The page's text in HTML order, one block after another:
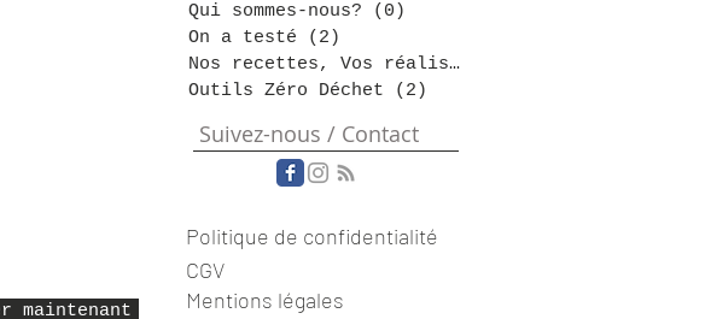
Qui sommes-nous?
(0)
On a testé
(2)
Nos recettes, Vos réalisations
Outils Zéro Déchet
(2)
Suivez-nous / Contact
maintenant
Politique de confidentialité
CGV
Mentions légales